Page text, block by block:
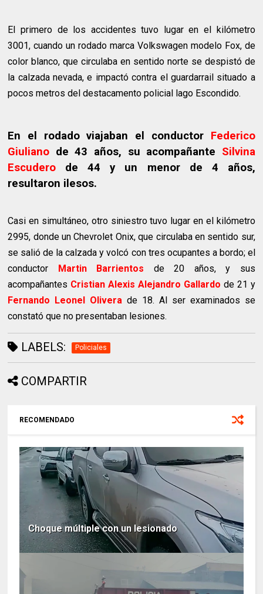
El primero de los accidentes tuvo lugar en el kilómetro
3001, cuando un rodado marca Volkswagen modelo Fox, de
color blanco, que circulaba en sentido norte se despistó de
la calzada nevada, e impactó contra el guardarrail situado a
pocos metros del destacamento policial lago Escondido.
En el rodado viajaban el conductor Federico
Giuliano de 43 años, su acompañante Silvina
Escudero de 44 y un menor de 4 años,
resultaron ilesos.
Casi en simultáneo, otro siniestro tuvo lugar en el kilómetro
2995, donde un Chevrolet Onix, que circulaba en sentido sur,
se salió de la calzada y volcó con tres ocupantes a bordo; el
conductor
Martin Barrientos de 20 años, y sus
acompañantes Cristian Alexis Alejandro Gallardo de 21 y
Fernando Leonel Olivera de 18. Al ser examinados se
constató que no presentaban lesiones.
LABELS: Policiales
COMPARTIR
RECOMENDADO
Choque múltiple con un lesionado